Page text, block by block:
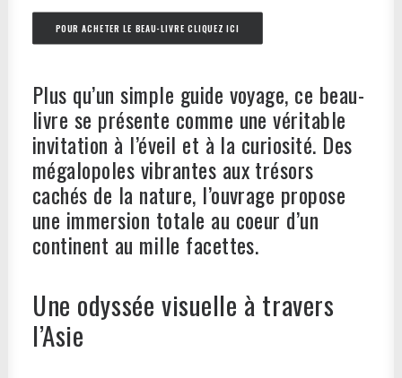
POUR ACHETER LE BEAU-LIVRE CLIQUEZ ICI
Plus qu’un simple guide voyage, ce beau-
livre se présente comme une véritable
invitation à l’éveil et à la curiosité. Des
mégalopoles vibrantes aux trésors
cachés de la nature, l’ouvrage propose
une immersion totale au coeur d’un
continent au mille facettes.
Une odyssée visuelle à travers
l’Asie